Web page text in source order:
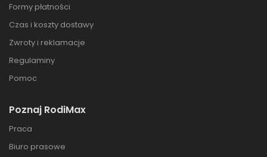
Formy płatności
Czas i koszty dostawy
Zwroty i reklamacje
Regulaminy
Pomoc
Poznaj RodiMax
Praca
Biuro prasowe